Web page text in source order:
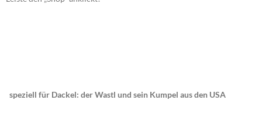
speziell für Dackel: der Wastl und sein Kumpel aus den USA